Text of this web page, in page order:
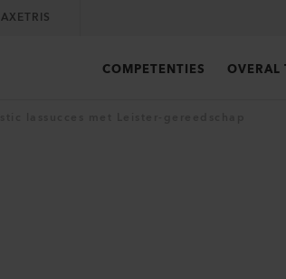
AXETRIS
COMPETENTIES OVERAL